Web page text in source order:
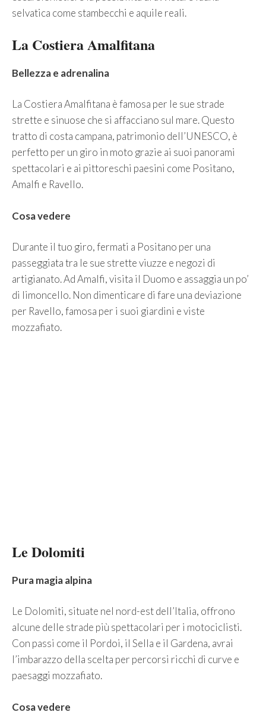
selvatica come stambecchi e aquile reali.
La Costiera Amalfitana
Bellezza e adrenalina
La Costiera Amalfitana è famosa per le sue strade
strette e sinuose che si affacciano sul mare. Questo
tratto di costa campana, patrimonio dell’UNESCO, è
perfetto per un giro in moto grazie ai suoi panorami
spettacolari e ai pittoreschi paesini come Positano,
Amalfi e Ravello.
Cosa vedere
Durante il tuo giro, fermati a Positano per una
passeggiata tra le sue strette viuzze e negozi di
artigianato. Ad Amalfi, visita il Duomo e assaggia un po’
di limoncello. Non dimenticare di fare una deviazione
per Ravello, famosa per i suoi giardini e viste
mozzafiato.
Le Dolomiti
Pura magia alpina
Le Dolomiti, situate nel nord-est dell’Italia, offrono
alcune delle strade più spettacolari per i motociclisti.
Con passi come il Pordoi, il Sella e il Gardena, avrai
l’imbarazzo della scelta per percorsi ricchi di curve e
paesaggi mozzafiato.
Cosa vedere